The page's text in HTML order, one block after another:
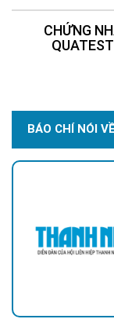
CHỨNG
BÁO CHÍ NÓI